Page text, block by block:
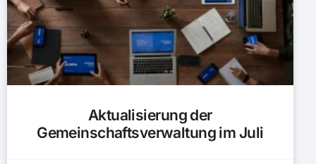
Aktualisierung der
Gemeinschaftsverwaltung im Juli